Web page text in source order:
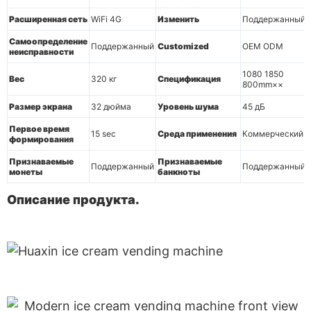
Расширенная сеть WiFi 4G Изменить Поддержанный
Самоопределение
неисправности
Поддержанный Customized OEM ODM
Вес 320 кг Спецификация
1080 1850
800mm××
Размер экрана 32 дюйма Уровень шума 45 дБ
Первое время
формирования
15 sec Среда применения Коммерческий
Признаваемые
монеты
Поддержанный Признаваемые
банкноты
Поддержанный
Описание продукта.